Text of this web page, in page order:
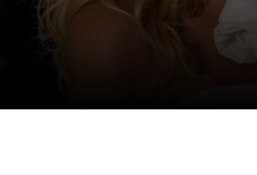
Les acteurs